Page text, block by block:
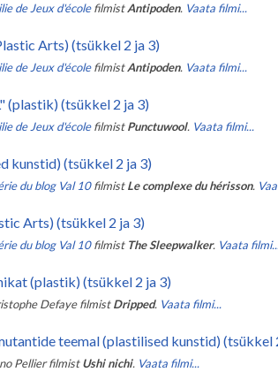
de Jeux d'école filmist Antipoden. Vaata filmi...
Arts) (tsükkel 2 ja 3)
de Jeux d'école filmist Antipoden. Vaata filmi...
(tsükkel 2 ja 3)
de Jeux d'école filmist Punctuwool. Vaata filmi...
kunstid) (tsükkel 2 ja 3)
du blog Val 10 filmist Le complexe du hérisson.
Arts) (tsükkel 2 ja 3)
du blog Val 10 filmist The Sleepwalker. Vaata
(plastik) (tsükkel 2 ja 3)
Defaye filmist Dripped. Vaata filmi...
teemal (plastilised kunstid) (tsükkel
Pellier filmist Ushi nichi. Vaata filmi...